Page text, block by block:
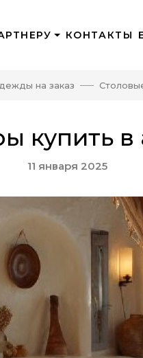
КОНТАКТЫ
на заказ
купить в
11 января 2025